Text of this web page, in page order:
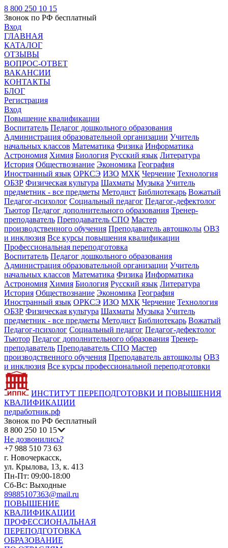
8 800 250 10 15
Звонок по РФ бесплатный
Вход
ГЛАВНАЯ
КАТАЛОГ
ОТЗЫВЫ
ВОПРОС-ОТВЕТ
ВАКАНСИИ
КОНТАКТЫ
БЛОГ
Регистрация
Вход
Повышение квалификации
Воспитатель Педагог дошкольного образования
Администрация образовательной организации Учитель
начальных классов Математика Физика Информатика
Астрономия Химия Биология Русский язык Литература
История Обществознание Экономика География
Иностранный язык ОРКСЭ ИЗО МХК Черчение Технология
ОБЗР Физическая культура Шахматы Музыка Учитель
предметник - все предметы Методист Библиотекарь Вожатый
Педагог-психолог Социальный педагог Педагог-дефектолог
Тьютор Педагог дополнительного образования Тренер-
преподаватель Преподаватель СПО Мастер
производственного обучения Преподаватель автошколы ОВЗ
и инклюзия Все курсы повышения квалификации
Профессиональная переподготовка
Воспитатель Педагог дошкольного образования
Администрация образовательной организации Учитель
начальных классов Математика Физика Информатика
Астрономия Химия Биология Русский язык Литература
История Обществознание Экономика География
Иностранный язык ОРКСЭ ИЗО МХК Черчение Технология
ОБЗР Физическая культура Шахматы Музыка Учитель
предметник - все предметы Методист Библиотекарь Вожатый
Педагог-психолог Социальный педагог Педагог-дефектолог
Тьютор Педагог дополнительного образования Тренер-
преподаватель Преподаватель СПО Мастер
производственного обучения Преподаватель автошколы ОВЗ
и инклюзия Все курсы профессиональной переподготовки
ИНСТИТУТ ПЕРЕПОДГОТОВКИ И ПОВЫШЕНИЯ
КВАЛИФИКАЦИИ
педработник.рф
Звонок по РФ бесплатный
8 800 250 10 15
Не дозвонились?
+7 988 510 73 63
г. Новочеркасск,
ул. Крылова, 13, к. 413
Пн-Пт: 09:00-18:00
Сб-Вс: Выходные
89885107363@mail.ru
ПОВЫШЕНИЕ
КВАЛИФИКАЦИИ
ПРОФЕССИОНАЛЬНАЯ
ПЕРЕПОДГОТОВКА
ОБРАЗОВАНИЕ